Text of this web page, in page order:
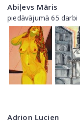
Abiļevs Māris
piedāvājumā 65 darbi
Adrion Lucien